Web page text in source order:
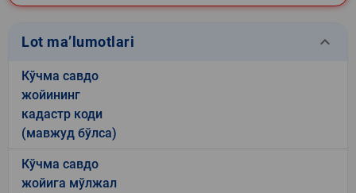
Lot ma’lumotlari keyboard_arrow_down
Кўчма савдо
жойининг
кадастр коди
(мавжуд бўлса)
Кўчма савдо
жойига мўлжал